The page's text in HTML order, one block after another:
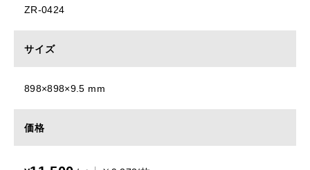
ZR-0424
サイズ
898×898×9.5 mm
価格